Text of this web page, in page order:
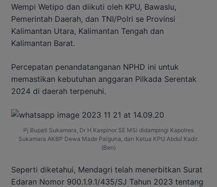
Wempi Wetipo dan diikuti oleh KPU, Bawaslu,
Pemerintah Daerah, dan TNI/Polri se Provinsi
Kalimantan Utara, Kalimantan Tengah dan
Kalimantan Barat.
Percepatan penandatanganan NPHD ini untuk
memastikan kebutuhan anggaran Pilkada Serentak
2024 di daerah terpenuhi.
Pj Bupati Sukamara, Dr H Kaspinor SE MSi didampingi Kapolres
Sukamara AKBP Dewa Made Palguna, dan Ketua KPU Abdul Kadir.
(Ben)
Seperti diketahui, Mendagri telah menerbitkan Surat
Edaran Nomor 900.1.9.1/435/SJ Tahun 2023 tentang